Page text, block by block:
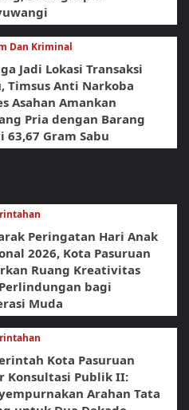
Dan Kriminal
Jadi Lokasi Transaksi
Timsus Anti Narkoba
Asahan Amankan
Pria dengan Barang
63,67 Gram Sabu
Peringatan Hari Anak
2026, Kota Pasuruan
Ruang Kreativitas
bagi
Muda
Kota Pasuruan
Konsultasi Publik II:
Arahan Tata